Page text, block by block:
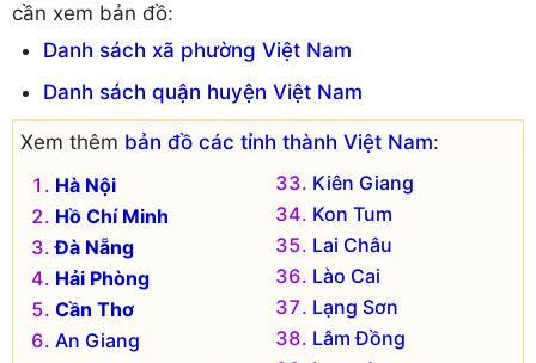
cần xem bản đồ:
Danh sách xã phường Việt Nam
Danh sách quận huyện Việt Nam
Xem thêm bản đồ các tỉnh thành Việt Nam:
Hà Nội
Hồ Chí Minh
Đà Nẵng
Hải Phòng
Cần Thơ
An Giang
Kiên Giang
Kon Tum
Lai Châu
Lào Cai
Lạng Sơn
Lâm Đồng